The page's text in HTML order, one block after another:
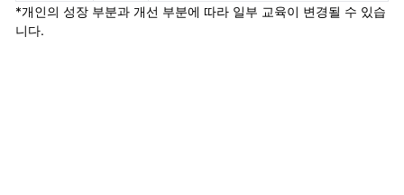
*개인의 성장 부분과 개선 부분에 따라 일부 교육이 변경될 수 있습
니다.